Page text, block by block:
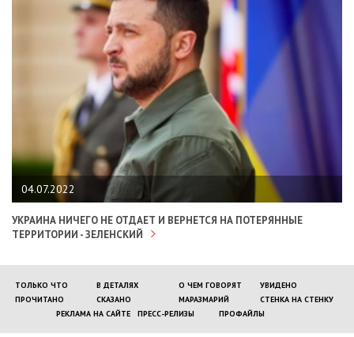
04.07.2022
УКРАИНА НИЧЕГО НЕ ОТДАЕТ И ВЕРНЕТСЯ НА ПОТЕРЯННЫЕ
ТЕРРИТОРИИ - ЗЕЛЕНСКИЙ
ТОЛЬКО ЧТО В ДЕТАЛЯХ О ЧЕМ ГОВОРЯТ
УВИДЕНО
ПРОЧИТАНО
СКАЗАНО МАРАЗМАРИЙ
СТЕНКА НА СТЕНКУ
РЕКЛАМА НА САЙТЕ
ПРЕСС-РЕЛИЗЫ ПРОФАЙЛЫ